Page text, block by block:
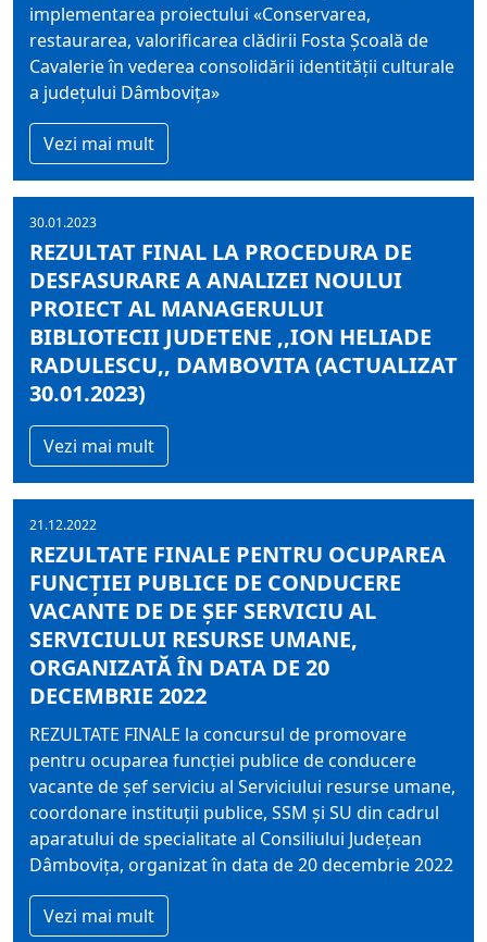
implementarea proiectului «Conservarea,
restaurarea, valorificarea clădirii Fosta Şcoală de
Cavalerie în vederea consolidării identităţii culturale
a judeţului Dâmboviţa»
Vezi mai mult
30.01.2023
REZULTAT FINAL LA PROCEDURA DE
DESFASURARE A ANALIZEI NOULUI
PROIECT AL MANAGERULUI
BIBLIOTECII JUDETENE ,,ION HELIADE
RADULESCU,, DAMBOVITA (ACTUALIZAT
30.01.2023)
Vezi mai mult
21.12.2022
REZULTATE FINALE PENTRU OCUPAREA
FUNCŢIEI PUBLICE DE CONDUCERE
VACANTE DE DE ŞEF SERVICIU AL
SERVICIULUI RESURSE UMANE,
ORGANIZATĂ ÎN DATA DE 20
DECEMBRIE 2022
REZULTATE FINALE la concursul de promovare
pentru ocuparea funcţiei publice de conducere
vacante de şef serviciu al Serviciului resurse umane,
coordonare instituţii publice, SSM şi SU din cadrul
aparatului de specialitate al Consiliului Judeţean
Dâmboviţa, organizat în data de 20 decembrie 2022
Vezi mai mult